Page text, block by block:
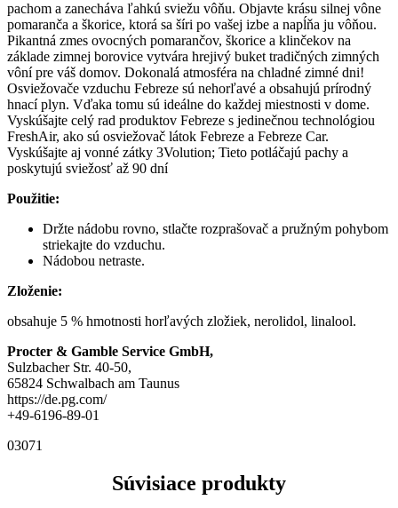
pachom a zanecháva ľahkú sviežu vôňu. Objavte krásu silnej vône
pomaranča a škorice, ktorá sa šíri po vašej izbe a napĺňa ju vôňou.
Pikantná zmes ovocných pomarančov, škorice a klinčekov na
základe zimnej borovice vytvára hrejivý buket tradičných zimných
vôní pre váš domov. Dokonalá atmosféra na chladné zimné dni!
Osviežovače vzduchu Febreze sú nehorľavé a obsahujú prírodný
hnací plyn. Vďaka tomu sú ideálne do každej miestnosti v dome.
Vyskúšajte celý rad produktov Febreze s jedinečnou technológiou
FreshAir, ako sú osviežovač látok Febreze a Febreze Car.
Vyskúšajte aj vonné zátky 3Volution; Tieto potláčajú pachy a
poskytujú sviežosť až 90 dní
Použitie:
Držte nádobu rovno, stlačte rozprašovač a pružným pohybom
striekajte do vzduchu.
Nádobou netraste.
Zloženie:
obsahuje 5 % hmotnosti horľavých zložiek, nerolidol, linalool.
Procter & Gamble Service GmbH,
Sulzbacher Str. 40-50,
65824 Schwalbach am Taunus
https://de.pg.com/
+49-6196-89-01
03071
Súvisiace produkty